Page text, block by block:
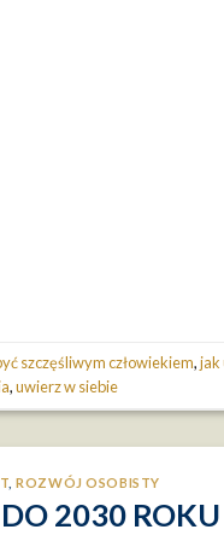
szczęśliwym człowiekiem,jak
,uwierz w siebie
,ROZWÓJ OSOBISTY
2030